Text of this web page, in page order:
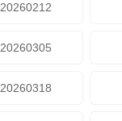
20260212
20260305
20260318